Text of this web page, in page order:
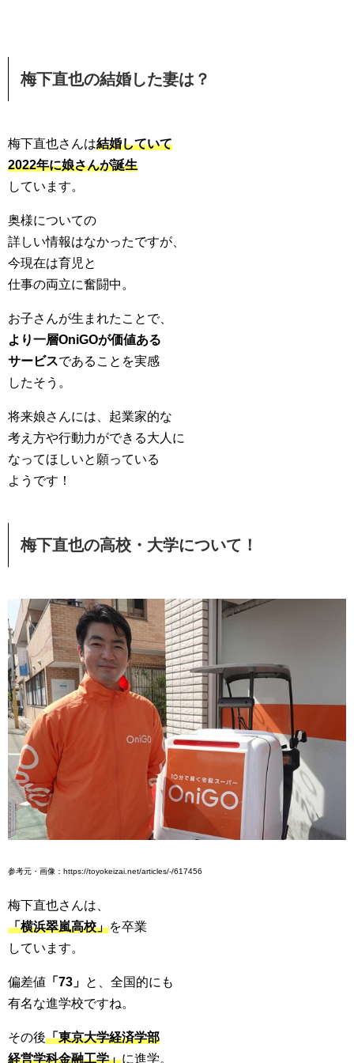
梅下直也の結婚した妻は？
梅下直也さんは結婚していて
2022年に娘さんが誕生
しています。
奥様についての
詳しい情報はなかったですが、
今現在は育児と
仕事の両立に奮闘中。
お子さんが生まれたことで、
より一層OniGOが価値ある
サービスであることを実感
したそう。
将来娘さんには、起業家的な
考え方や行動力ができる大人に
なってほしいと願っている
ようです！
梅下直也の高校・大学について！
参考元・画像：https://toyokeizai.net/articles/-/617456
梅下直也さんは、
「横浜翠嵐高校」を卒業
しています。
偏差値 「73」 と、全国的にも
有名な進学校ですね。
その後「東京大学経済学部
経営学科金融工学」に進学。